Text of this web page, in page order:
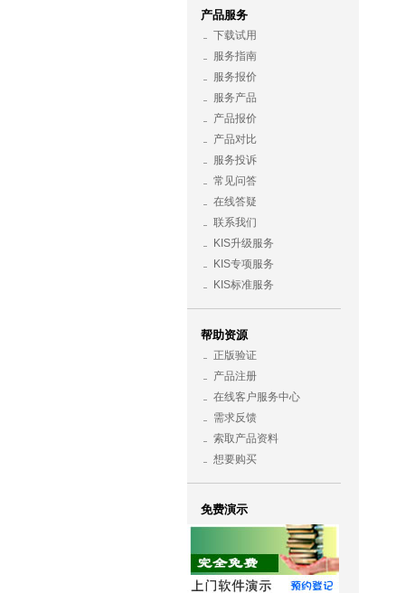
产品服务
下载试用
服务指南
服务报价
服务产品
产品报价
产品对比
服务投诉
常见问答
在线答疑
联系我们
KIS升级服务
KIS专项服务
KIS标准服务
帮助资源
正版验证
产品注册
在线客户服务中心
需求反馈
索取产品资料
想要购买
免费演示